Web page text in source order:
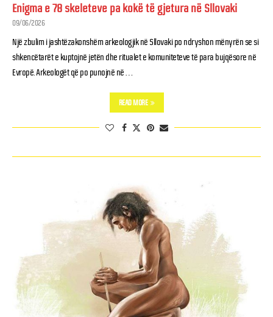
Enigma e 78 skeleteve pa kokë të gjetura në Sllovaki
09/06/2026
Një zbulim i jashtëzakonshëm arkeologjik në Sllovaki po ndryshon mënyrën se si
shkencëtarët e kuptojnë jetën dhe ritualet e komuniteteve të para bujqësore në
Evropë. Arkeologët që po punojnë në …
READ MORE